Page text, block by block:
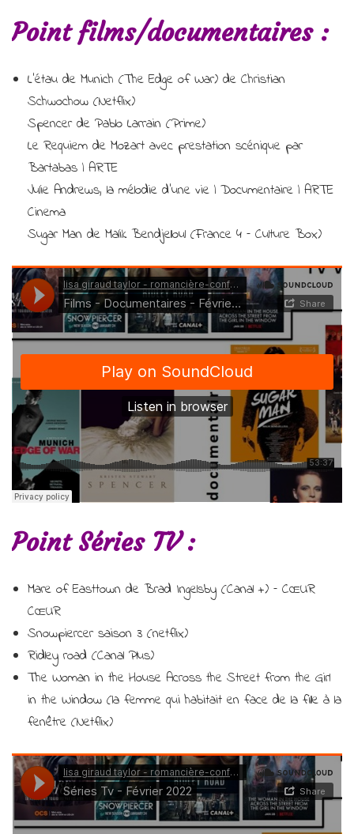
8
J/
Films
février
2022
Point films/documentaires :
L’étau de Munich (The Edge of War) de Christian
Schwochow (Netflix)
Spencer de Pablo Larrain (Prime)
Le Requiem de Mozart avec prestation scénique par
Bartabas | ARTE
Julie Andrews, la mélodie d’une vie | Documentaire | ARTE
Cinema
Sugar Man de Malik Bendjelloul (France 4 – Culture Box)
Point Séries TV :
Mare of Easttown de Brad Ingelsby (Canal +) – CŒUR
CŒUR
Snowpiercer saison 3 (netflix)
Ridley road (Canal Plus)
The Woman in the House Across the Street from the Girl
in the Window (la femme qui habitait en face de la fille à la
fenêtre (Netflix)